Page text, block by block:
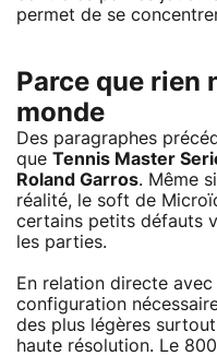
permet de se
Parce que rien
monde
Des paragraphes
que Tennis Master
Roland Garros. Même
réalité, le soft de
certains petits défauts
les parties.
En relation directe
configuration
des plus légères
haute résolution. Le